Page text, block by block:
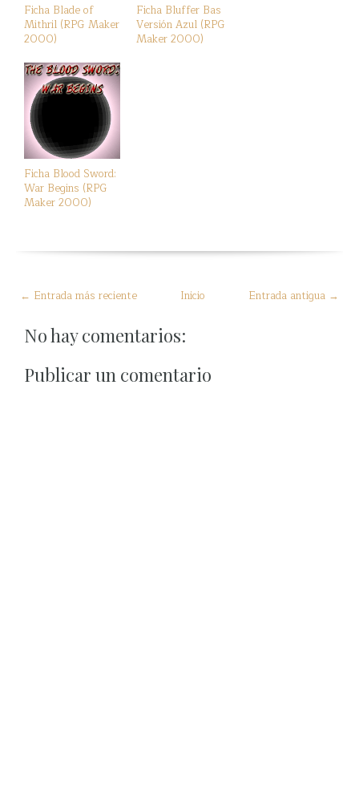
Ficha Blade of
Mithril (RPG Maker
2000)
Ficha Bluffer Bas
Versión Azul (RPG
Maker 2000)
Ficha Blood Sword:
War Begins (RPG
Maker 2000)
← Entrada más reciente Entrada antigua →
Inicio
No hay comentarios:
Publicar un comentario